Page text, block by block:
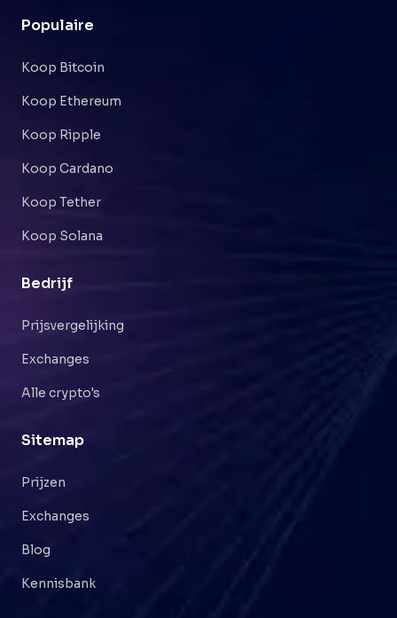
Populaire
Koop Bitcoin
Koop Ethereum
Koop Ripple
Koop Cardano
Koop Tether
Koop Solana
Bedrijf
Prijsvergelijking
Exchanges
Alle crypto's
Sitemap
Prijzen
Exchanges
Blog
Kennisbank